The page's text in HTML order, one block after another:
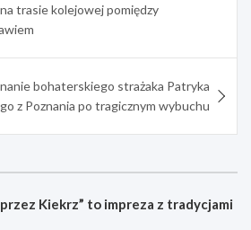
trasie kolejowej pomiędzy
bohaterskiego strażaka Patryka
z Poznania po tragicznym wybuchu
przez Kiekrz” to impreza z tradycjami